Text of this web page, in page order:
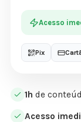
1h de
Acesso
Acesso
Pix